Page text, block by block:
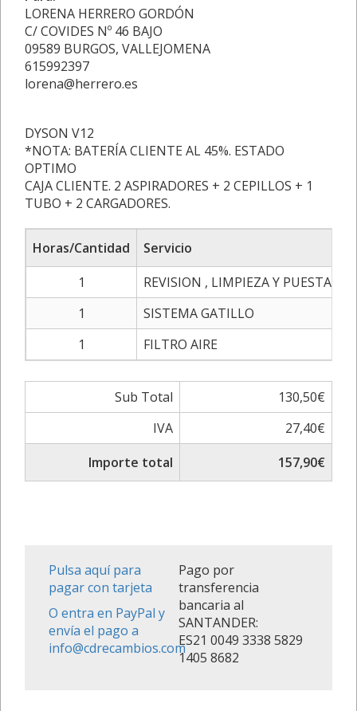
LORENA HERRERO GORDÓN
C/ COVIDES Nº 46 BAJO
09589 BURGOS, VALLEJOMENA
615992397
lorena@herrero.es
DYSON V12
*NOTA: BATERÍA CLIENTE AL 45%. ESTADO
OPTIMO
CAJA CLIENTE. 2 ASPIRADORES + 2 CEPILLOS + 1
TUBO + 2 CARGADORES.
Horas/Cantidad
Servicio
1
REVISION , LIMPIEZA Y PUESTA A
1
SISTEMA GATILLO
1
FILTRO AIRE
Sub Total
130,50€
IVA
27,40€
Importe total
157,90€
Pulsa aquí para
pagar con tarjeta
O entra en PayPal y
envía el pago a
info@cdrecambios.com
Pago por
transferencia
bancaria al
SANTANDER:
ES21 0049 3338 5829
1405 8682